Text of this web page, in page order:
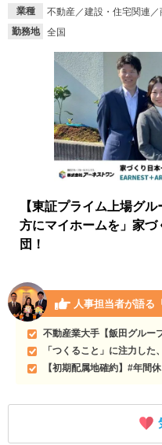
業種
不動産／建設・住宅関連／
勤務地
全国
【東証プライム上場グ
方にマイホームを」家
団！
人事担当者が語る
不動産業大手【飯田グルー
「つくること」に注力した
【初期配属地確約】#年間